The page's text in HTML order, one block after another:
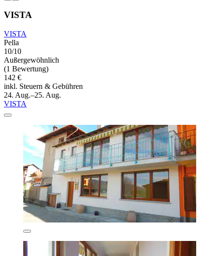
VISTA
VISTA
Pella
10/10
Außergewöhnlich
(1 Bewertung)
142 €
inkl. Steuern & Gebühren
24. Aug.–25. Aug.
VISTA